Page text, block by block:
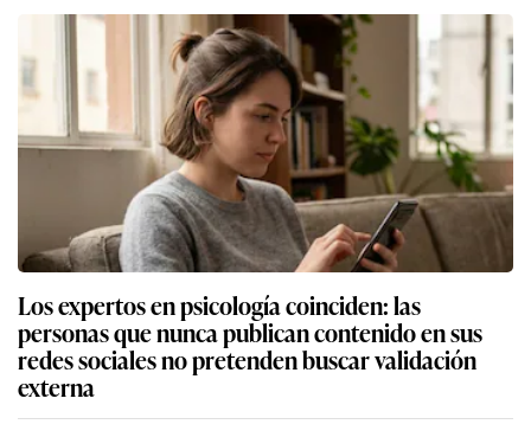
Los expertos en psicología coinciden: las
personas que nunca publican contenido en sus
redes sociales no pretenden buscar validación
externa